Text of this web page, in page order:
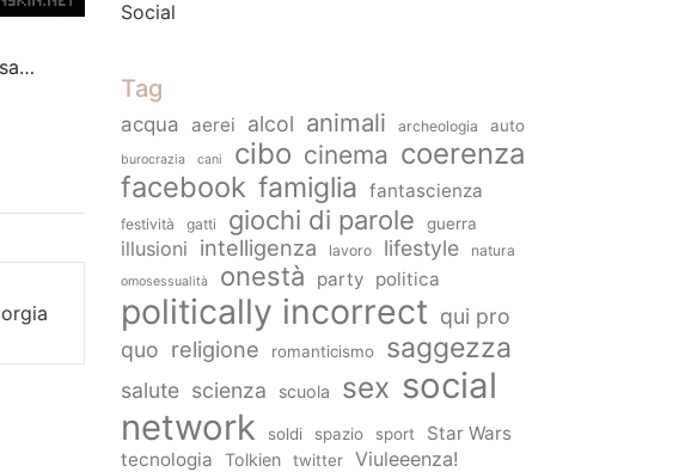
Social
Tag
acqua aerei alcol animali archeologia auto
burocrazia cani cibo cinema coerenza
facebook famiglia fantascienza
festività gatti giochi di parole guerra
illusioni intelligenza lavoro lifestyle natura
omosessualità onestà party politica
politically incorrect qui pro
quo religione romanticismo saggezza
salute scienza scuola sex social
network
soldi spazio sport
Star Wars
tecnologia
Tolkien twitter Viuleeenza!